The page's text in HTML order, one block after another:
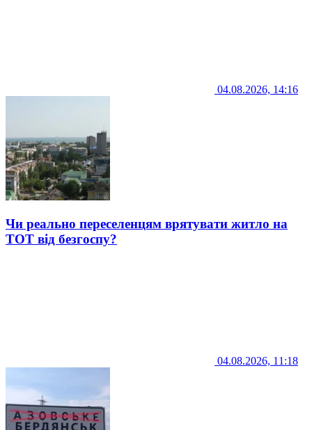
04.08.2026, 14:16
Чи реально переселенцям врятувати житло на
ТОТ від безгоспу?
04.08.2026, 11:18